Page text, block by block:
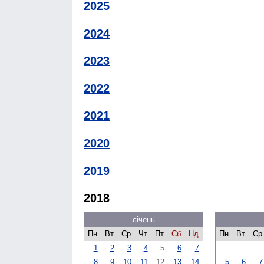
2025
2024
2023
2022
2021
2020
2019
2018
січень
Пн
Вт Ср Чт Пт Сб
Нд
1
2 3 4 5 6
7
8
9 10 11 12 13 14
Пн
Вт Ср
5 6 7